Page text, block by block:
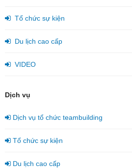
Tổ chức sự kiện
Du lịch cao cấp
VIDEO
Dịch vụ
Dịch vụ tổ chức teambuilding
Tổ chức sự kiện
Du lịch cao cấp